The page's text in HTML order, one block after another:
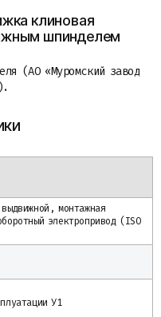
клиновая
шпинделем
(АО «Муромский завод
монтажная
электропривод (ISO
У1